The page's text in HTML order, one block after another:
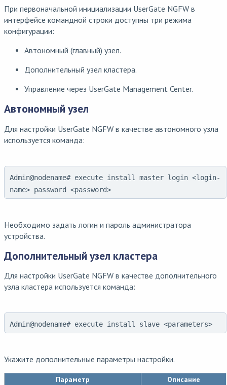
При первоначальной инициализации UserGate NGFW в
интерфейсе командной строки доступны три режима
конфигурации:
Автономный (главный) узел.
Дополнительный узел кластера.
Управление через UserGate Management Center.
Автономный узел
Для настройки UserGate NGFW в качестве автономного узла
используется команда:
Admin@nodename# execute install master login <login-
name> password <password>
Необходимо задать логин и пароль администратора
устройства.
Дополнительный узел кластера
Для настройки UserGate NGFW в качестве дополнительного
узла кластера используется команда:
Admin@nodename# execute install slave <parameters>
Укажите дополнительные параметры настройки.
Параметр Описание